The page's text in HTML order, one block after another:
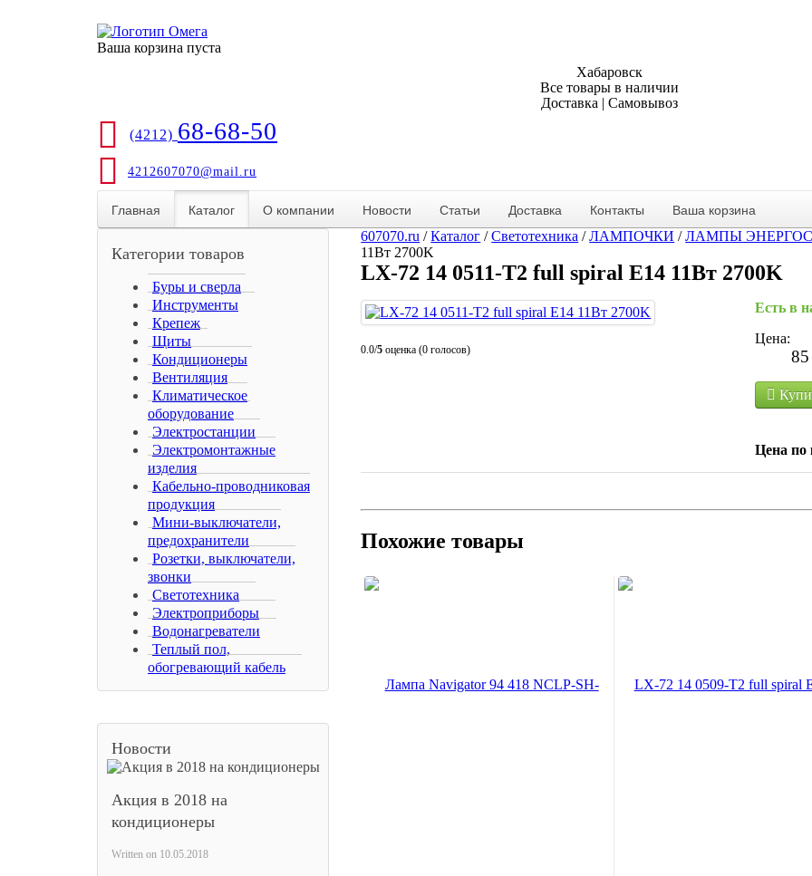
Ваша корзина пуста
Хабаровск
Все товары в наличии
Доставка | Самовывоз
(4212) 68-68-50
4212607070@mail.ru
Главная Каталог О компании Новости Статьи Доставка Контакты Ваша корзина
607070.ru /Каталог /Светотехника /ЛАМПОЧКИ /ЛАМПЫ
11Вт 2700K
LX-72 14 0511-T2 full spiral E14 11Вт 2700K
0.0/5 оценка (0 голосов)
Есть в
Цена:
85
Цена по
Похожие товары
Категории товаров
Буры и сверла
Инструменты
Крепеж
Щиты
Кондиционеры
Вентиляция
Климатическое
оборудование
Электростанции
Электромонтажные
изделия
Кабельно-проводниковая
продукция
Мини-выключатели,
предохранители
Розетки, выключатели,
звонки
Светотехника
Электроприборы
Водонагреватели
Теплый пол,
обогревающий кабель
Новости
Акция в 2018 на
кондиционеры
Written on 10.05.2018